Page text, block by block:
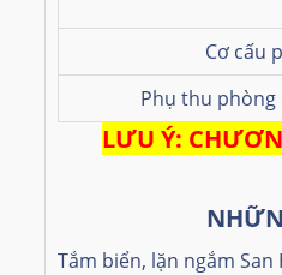
Cơ cấu
Phụ thu
LƯU Ý:
Tắm biển, lặn ngắm San